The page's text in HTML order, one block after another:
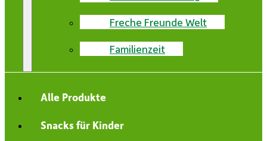
Freche Freunde Welt
Familienzeit
Alle Produkte
Snacks für Kinder